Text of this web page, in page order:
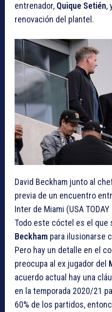
entrenador, Quique Setién,
renovación del plantel.
David Beckham junto al
previa de un encuentro
Inter de Miami (USA
Todo este cóctel es el que
Beckham para ilusionarse
Pero hay un detalle en el
preocupa al ex jugador del
acuerdo actual hay una
en la temporada 2020/21
60% de los partidos,